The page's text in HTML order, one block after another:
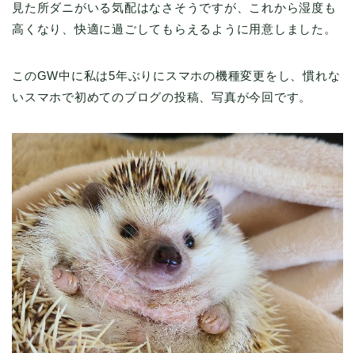
見た所ダニがいる気配はなさそうですが、これから湿度も
高くなり、快適に過ごしてもらえるように用意しました。
このGW中に私は5年ぶりにスマホの機種変更をし、慣れな
いスマホで初めてのブログの投稿、写真が今回です。